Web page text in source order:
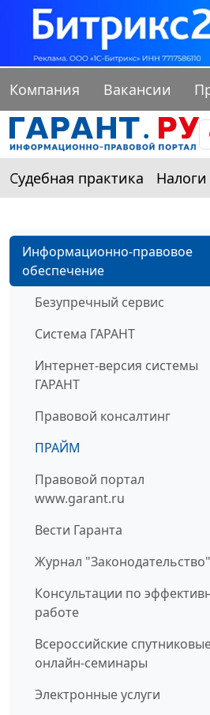
Компания Вакансии
Судебная практика Налоги
Информационно-правовое
обеспечение
Безупречный сервис
Система ГАРАНТ
Интернет-версия системы
ГАРАНТ
Правовой консалтинг
ПРАЙМ
Правовой портал
www.garant.ru
Вести Гаранта
Журнал "Законодательство"
Консультации по
работе
Всероссийские
онлайн-семинары
Электронные услуги